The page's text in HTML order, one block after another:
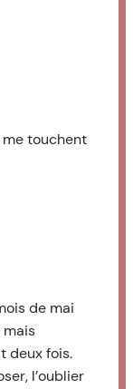
touchent
de mai
mais
deux fois.
l’oublier